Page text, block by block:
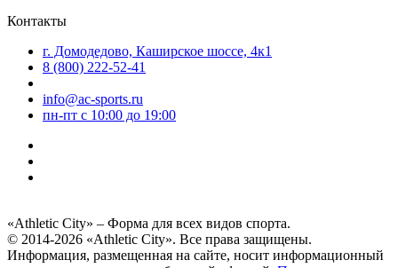
Контакты
г. Домодедово, Каширское шоссе, 4к1
8 (800) 222-52-41
info@ac-sports.ru
пн-пт c 10:00 до 19:00
«Athletic City» – Форма для всех видов спорта.
© 2014-2026 «Athletic City». Все права защищены.
Информация, размещенная на сайте, носит информационный